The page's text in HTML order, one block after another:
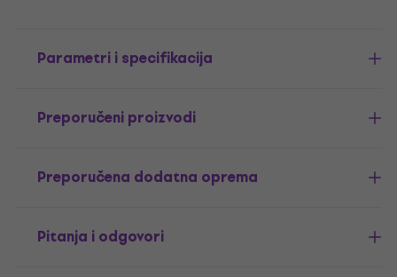
Parametri i specifikacija
Preporučeni proizvodi
Preporučena dodatna oprema
Pitanja i odgovori